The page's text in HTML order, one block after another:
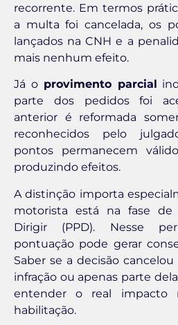
recorrente. Em termos
a multa foi cancelada, os
lançados na CNH e a
mais nenhum efeito.
Já o provimento parcial
parte dos pedidos foi
anterior é reformada
reconhecidos pelo
pontos permanecem
produzindo efeitos.
A distinção importa
motorista está na fase de
Dirigir (PPD). Nesse
pontuação pode gerar
Saber se a decisão
infração ou apenas parte
entender o real impacto
habilitação.